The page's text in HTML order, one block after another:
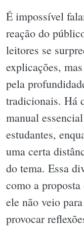
É impossível
reação do
leitores se
explicações,
pela
tradicionais. Há
manual
estudantes,
uma certa
do tema. Essa
como a
ele não veio
provocar